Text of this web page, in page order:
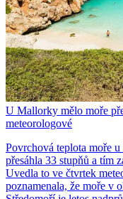
U Mallorky mělo moře
meteorologové
Povrchová teplota moře
přesáhla 33 stupňů a tím
Uvedla to ve čtvrtek
poznamenala, že moře v